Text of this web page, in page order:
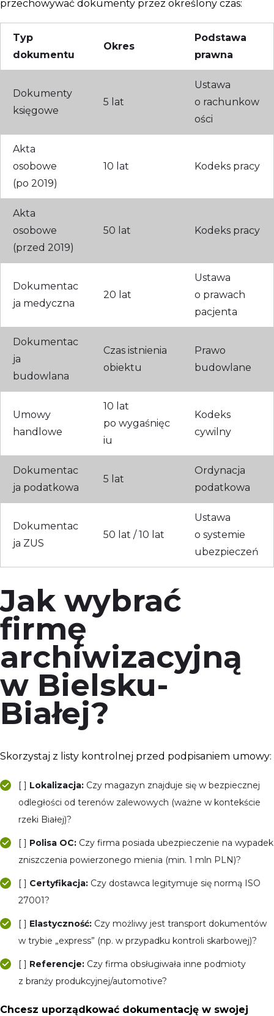
przechowywać dokumenty przez określony czas:
Typ
dokumentu
Okres
Podstawa
prawna
Dokumenty
księgowe
5 lat
Ustawa
o rachunkow
ości
Akta
osobowe
(po 2019)
10 lat Kodeks pracy
Akta
osobowe
(przed 2019)
50 lat Kodeks pracy
Dokumentac
ja medyczna
20 lat
Ustawa
o prawach
pacjenta
Dokumentac
ja
budowlana
Czas istnienia
obiektu
Prawo
budowlane
Umowy
handlowe
10 lat
po wygaśnięc
iu
Kodeks
cywilny
Dokumentac
ja podatkowa
5 lat
Ordynacja
podatkowa
Dokumentac
ja ZUS
50 lat / 10 lat
Ustawa
o systemie
ubezpieczeń
Jak wybrać
firmę
archiwizacyjną
w Bielsku-
Białej?
Skorzystaj z listy kontrolnej przed podpisaniem umowy:
[ ] Lokalizacja: Czy magazyn znajduje się w bezpiecznej
odległości od terenów zalewowych (ważne w kontekście
rzeki Białej)?
[ ] Polisa OC: Czy firma posiada ubezpieczenie na wypadek
zniszczenia powierzonego mienia (min. 1 mln PLN)?
[ ] Certyfikacja: Czy dostawca legitymuje się normą ISO
27001?
[ ] Elastyczność: Czy możliwy jest transport dokumentów
w trybie „express” (np. w przypadku kontroli skarbowej)?
[ ] Referencje: Czy firma obsługiwała inne podmioty
z branży produkcyjnej/automotive?
Chcesz uporządkować dokumentację w swojej